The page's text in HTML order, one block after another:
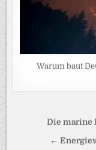
Warum baut
Die marine
←